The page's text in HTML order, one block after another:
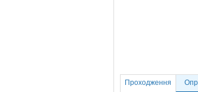
Проходження